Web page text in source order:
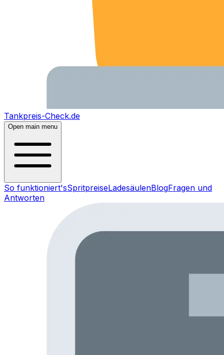
Tankpreis-Check.de
Open main menu
So funktioniert'sSpritpreiseLadesäulenBlogFragen und
Antworten